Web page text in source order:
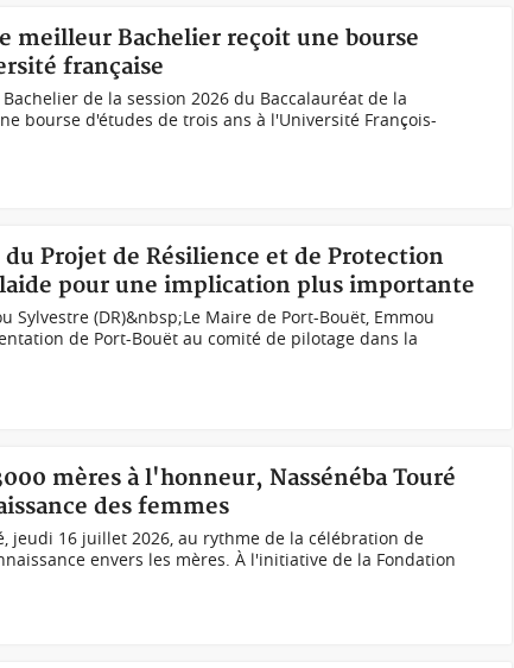
meilleur Bachelier reçoit une bourse
française
de la session 2026 du Baccalauréat de la
bourse d'études de trois ans à l'Université François-
Projet de Résilience et de Protection
pour une implication plus importante
Sylvestre (DR)&nbsp;Le Maire de Port-Bouët, Emmou
de Port-Bouët au comité de pilotage dans la
mères à l'honneur, Nassénéba Touré
des femmes
jeudi 16 juillet 2026, au rythme de la célébration de
envers les mères. À l'initiative de la Fondation